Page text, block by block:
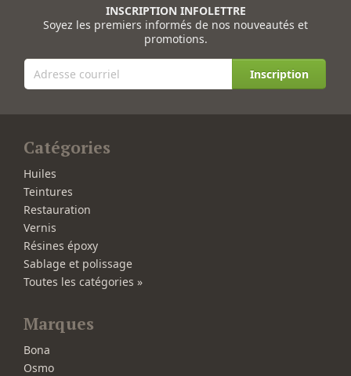
INSCRIPTION INFOLETTRE
Soyez les premiers informés de nos nouveautés et
promotions.
Inscription
Catégories
Huiles
Teintures
Restauration
Vernis
Résines époxy
Sablage et polissage
Toutes les catégories »
Marques
Bona
Osmo